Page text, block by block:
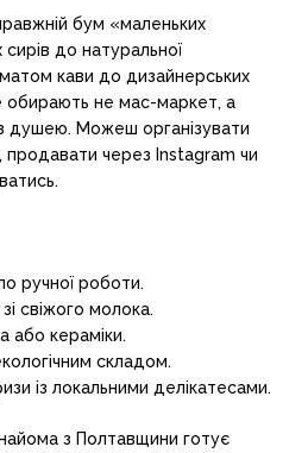
бум «маленьких
до натуральної
кави до дизайнерських
обирають не мас-маркет, а
з душею. Можеш організувати
через Instagram чи
ручної роботи.
свіжого молока.
або кераміки.
складом.
із локальними делікатесами.
з Полтавщини готує